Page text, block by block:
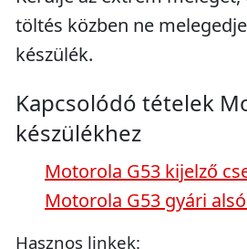
töltés közben ne
készülék.
Kapcsolódó tételek
készülékhez
Motorola G53 kijelző
Motorola G53 gyári
Hasznos linkek: